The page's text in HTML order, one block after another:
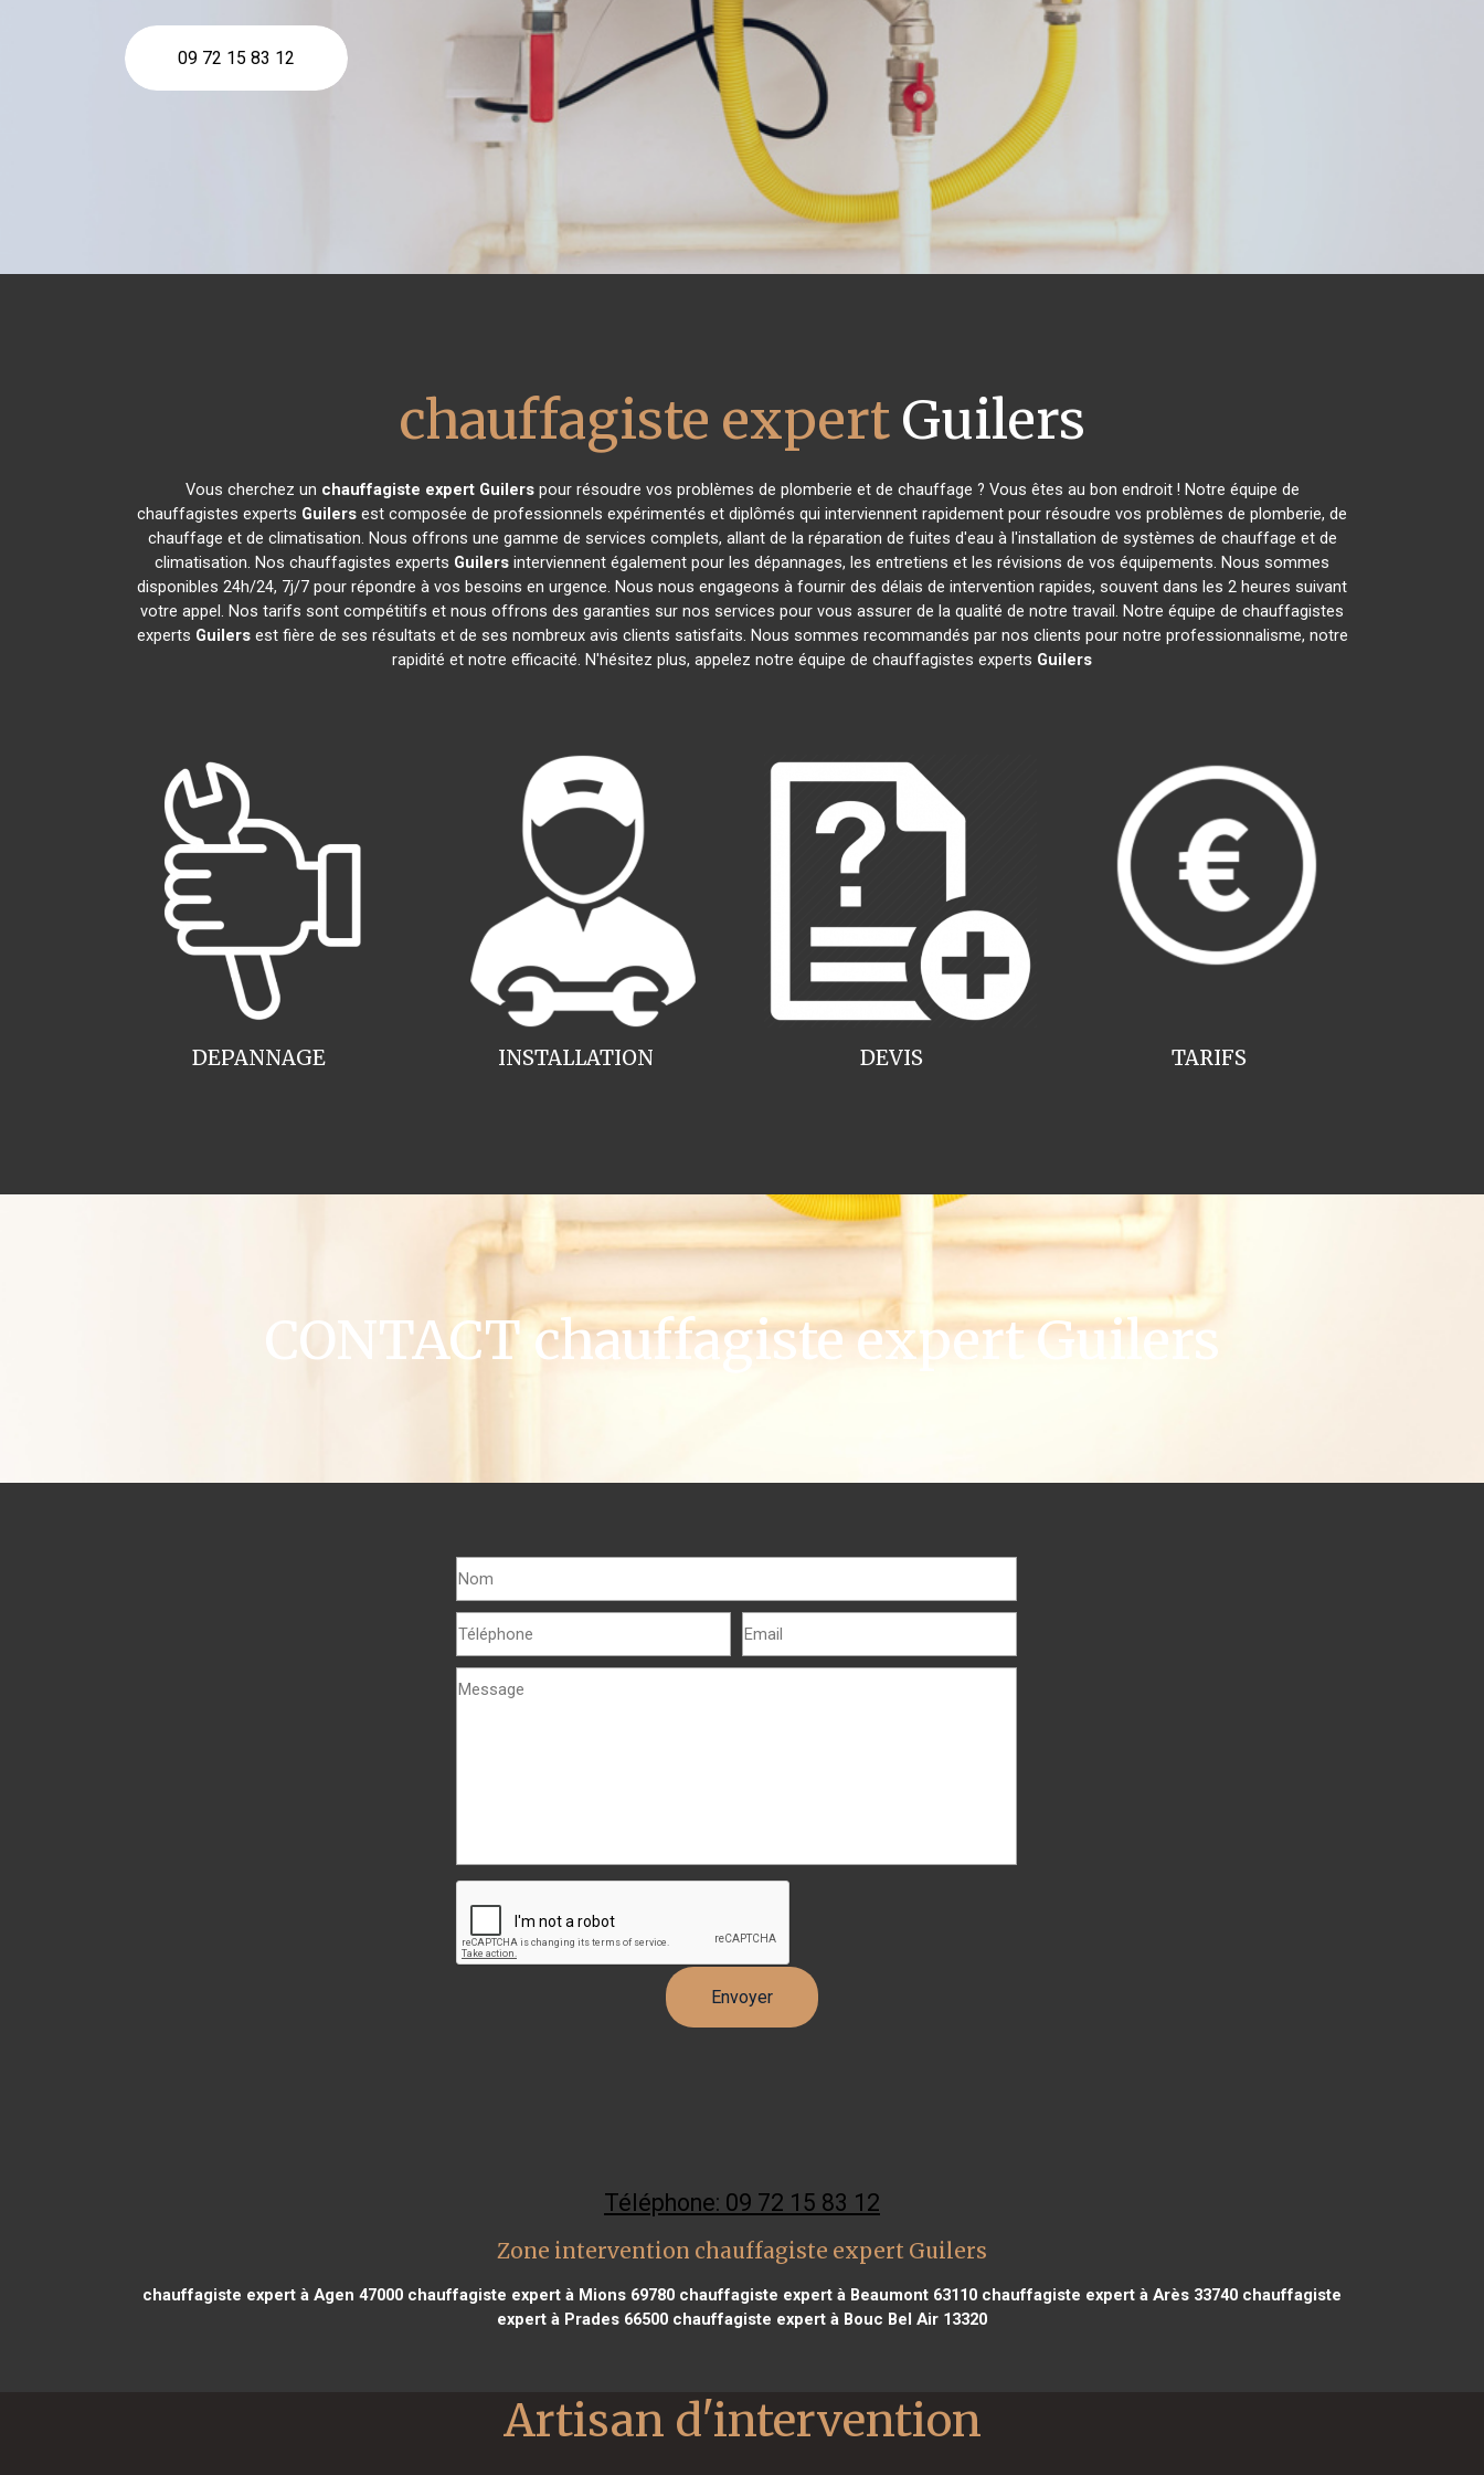
09 72 15 83 12
chauffagiste expert Guilers
Vous cherchez un chauffagiste expert Guilerspour résoudre vos problèmes de plomberie et de chauffage ? Vous êtes au bon endroit ! Notre équipe de
chauffagistes experts Guilers est composée de professionnels expérimentés et diplômés qui interviennent rapidement pour résoudre vos problèmes de plomberie, de
chauffage et de climatisation. Nous offrons une gamme de services complets, allant de la réparation de fuites d'eau à l'installation de systèmes de chauffage et de
climatisation. Nos chauffagistes experts Guilers interviennent également pour les dépannages, les entretiens et les révisions de vos équipements. Nous sommes
disponibles 24h/24, 7j/7 pour répondre à vos besoins en urgence. Nous nous engageons à fournir des délais de intervention rapides, souvent dans les 2 heures suivant
votre appel. Nos tarifs sont compétitifs et nous offrons des garanties sur nos services pour vous assurer de la qualité de notre travail. Notre équipe de chauffagistes
experts Guilersest fière de ses résultats et de ses nombreux avis clients satisfaits. Nous sommes recommandés par nos clients pour notre professionnalisme, notre
rapidité et notre efficacité. N'hésitez plus, appelez notre équipe de chauffagistes experts Guilers
INSTALLATION
DEPANNAGE TARIFS
DEVIS
CONTACT chauffagiste expert Guilers
Téléphone: 09 72 15 83 12
Zone intervention chauffagiste expert Guilers
chauffagiste expert à Agen 47000 chauffagiste expert à Mions 69780 chauffagiste expert à Beaumont 63110 chauffagiste expert à Arès 33740 chauffagiste
expert à Prades 66500 chauffagiste expert à Bouc Bel Air 13320
Artisan d'intervention